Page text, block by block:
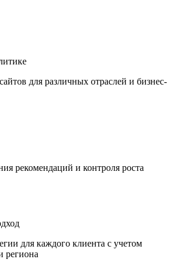
для различных отраслей и бизнес-
рекомендаций и контроля роста
для каждого клиента с учетом
региона